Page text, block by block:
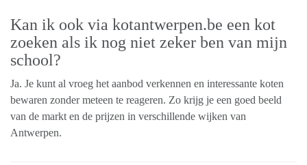
Kan ik ook via kotantwerpen.be een kot
zoeken als ik nog niet zeker ben van mijn
school?
Ja. Je kunt al vroeg het aanbod verkennen en interessante koten
bewaren zonder meteen te reageren. Zo krijg je een goed beeld
van de markt en de prijzen in verschillende wijken van
Antwerpen.